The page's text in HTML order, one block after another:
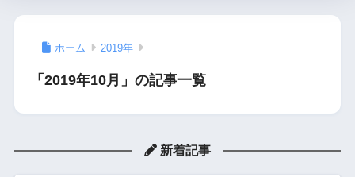
ホーム 2019年
「2019年10月」の記事一覧
新着記事